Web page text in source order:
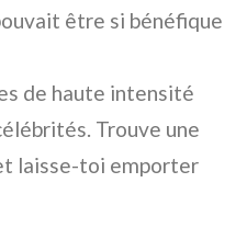
être si bénéfique
de haute intensité
Trouve une
laisse-toi emporter